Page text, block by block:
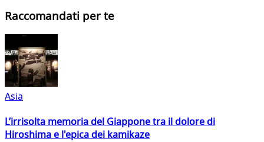
Raccomandati per te
Asia
L’irrisolta memoria del Giappone tra il dolore di
Hiroshima e l'epica dei kamikaze